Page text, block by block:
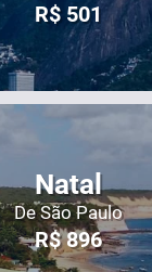
R$ 501
Natal
De São Paulo
R$896